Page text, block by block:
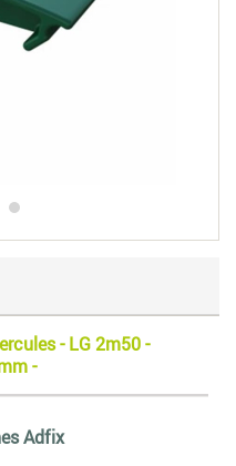
- LG 2m50 -
-
Adfix